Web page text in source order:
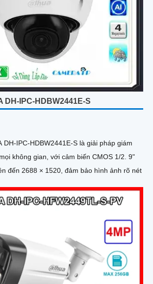
DH-IPC-HDBW2441E-S
DH-IPC-HDBW2441E-S là giải pháp giám
không gian, với cảm biến CMOS 1/2. 9"
đến 2688 × 1520, đảm bảo hình ảnh rõ nét